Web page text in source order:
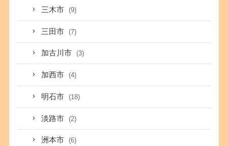
三木市 (9)
三田市 (7)
加古川市 (3)
加西市 (4)
明石市 (18)
淡路市 (2)
洲本市 (6)